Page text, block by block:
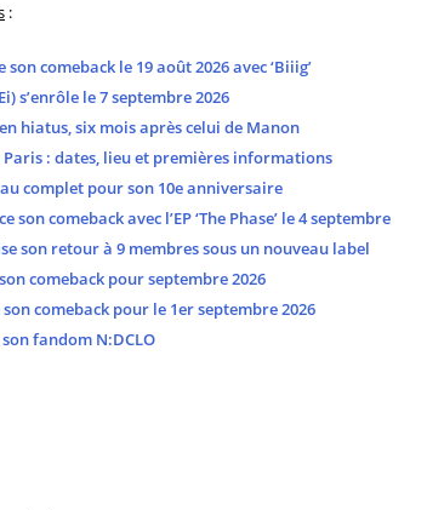
:
son comeback le 19 août 2026 avec ‘Biiig’
s’enrôle le 7 septembre 2026
en hiatus, six mois après celui de Manon
Paris : dates, lieu et premières informations
complet pour son 10e anniversaire
son comeback avec l’EP ‘The Phase’ le 4 septembre
son retour à 9 membres sous un nouveau label
comeback pour septembre 2026
comeback pour le 1er septembre 2026
fandom N:DCLO